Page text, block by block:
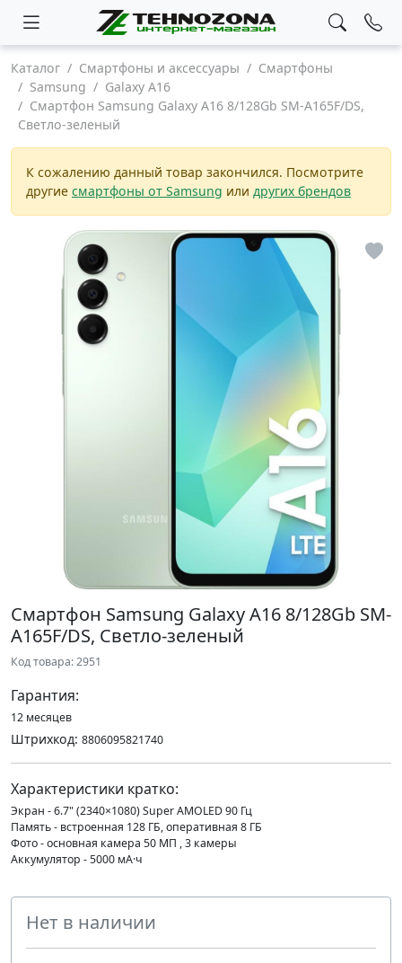
Каталог Смартфоны и аксессуары
Смартфоны
Samsung
Galaxy A16
Смартфон Samsung Galaxy A16 8/128Gb SM-A165F/DS,
Светло-зеленый
К сожалению данный товар закончился. Посмотрите
другие смартфоны от Samsung или других брендов
Смартфон Samsung Galaxy A16 8/128Gb SM-
A165F/DS, Светло-зеленый
Код товара: 2951
Гарантия:
12 месяцев
Штрихкод: 8806095821740
Характеристики кратко:
Экран - 6.7" (2340×1080) Super AMOLED 90 Гц
Память - встроенная 128 ГБ, оперативная 8 ГБ
Фото - основная камера 50 МП , 3 камеры
Аккумулятор - 5000 мА·ч
Нет в наличии